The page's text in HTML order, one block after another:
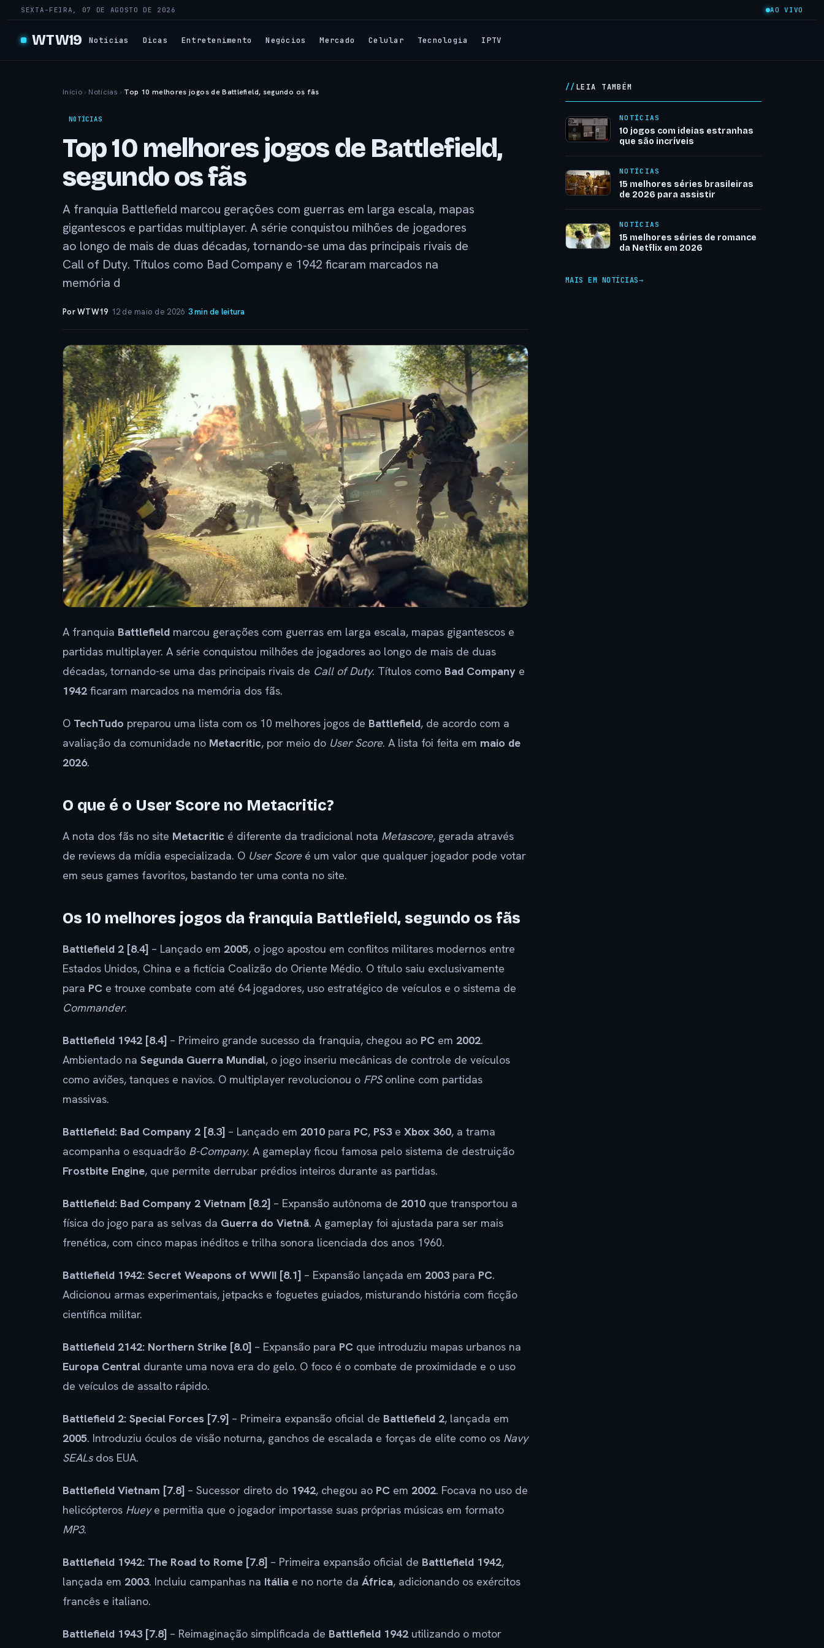
SEXTA-FEIRA, 07 DE AGOSTO DE 2026 AO VIVO
WTW19 Notícias Dicas Entretenimento Negócios Mercado Celular Tecnologia IPTV
Início › Notícias › Top 10 melhores jogos de Battlefield, segundo os fãs
NOTÍCIAS
Top 10 melhores jogos de Battlefield,
segundo os fãs
A franquia Battlefield marcou gerações com guerras em larga escala, mapas
gigantescos e partidas multiplayer. A série conquistou milhões de jogadores
ao longo de mais de duas décadas, tornando-se uma das principais rivais de
Call of Duty. Títulos como Bad Company e 1942 ficaram marcados na
memória d
Por WTW19· 12 de maio de 2026·3 min de leitura
A franquia Battlefield marcou gerações com guerras em larga escala, mapas gigantescos e
partidas multiplayer. A série conquistou milhões de jogadores ao longo de mais de duas
décadas, tornando-se uma das principais rivais de Call of Duty. Títulos como Bad Company e
1942 ficaram marcados na memória dos fãs.
O TechTudo preparou uma lista com os 10 melhores jogos de Battlefield, de acordo com a
avaliação da comunidade no Metacritic, por meio do User Score. A lista foi feita em maio de
2026.
O que é o User Score no Metacritic?
A nota dos fãs no site Metacritic é diferente da tradicional nota Metascore, gerada através
de reviews da mídia especializada. O User Scoreé um valor que qualquer jogador pode votar
em seus games favoritos, bastando ter uma conta no site.
Os 10 melhores jogos da franquia Battlefield, segundo os fãs
Battlefield 2 [8.4] – Lançado em 2005, o jogo apostou em conflitos militares modernos entre
Estados Unidos, China e a fictícia Coalizão do Oriente Médio. O título saiu exclusivamente
para PC e trouxe combate com até 64 jogadores, uso estratégico de veículos e o sistema de
Commander.
Battlefield 1942 [8.4] – Primeiro grande sucesso da franquia, chegou ao PC em 2002.
Ambientado na Segunda Guerra Mundial, o jogo inseriu mecânicas de controle de veículos
como aviões, tanques e navios. O multiplayer revolucionou o FPSonline com partidas
massivas.
Battlefield: Bad Company 2 [8.3] – Lançado em 2010 para PC, PS3e Xbox 360, a trama
acompanha o esquadrão B-Company. A gameplay ficou famosa pelo sistema de destruição
Frostbite Engine, que permite derrubar prédios inteiros durante as partidas.
Battlefield: Bad Company 2 Vietnam [8.2] – Expansão autônoma de 2010 que transportou a
física do jogo para as selvas da Guerra do Vietnã. A gameplay foi ajustada para ser mais
frenética, com cinco mapas inéditos e trilha sonora licenciada dos anos 1960.
Battlefield 1942: Secret Weapons of WWII [8.1] – Expansão lançada em 2003para PC.
Adicionou armas experimentais, jetpacks e foguetes guiados, misturando história com ficção
científica militar.
Battlefield 2142: Northern Strike [8.0] – Expansão para PC que introduziu mapas urbanos na
Europa Central durante uma nova era do gelo. O foco é o combate de proximidade e o uso
de veículos de assalto rápido.
Battlefield 2: Special Forces [7.9] – Primeira expansão oficial de Battlefield 2, lançada em
2005. Introduziu óculos de visão noturna, ganchos de escalada e forças de elite como os Navy
SEALsdos EUA.
Battlefield Vietnam [7.8] – Sucessor direto do 1942, chegou ao PC em 2002. Focava no uso de
helicópteros Hueye permitia que o jogador importasse suas próprias músicas em formato
MP3.
Battlefield 1942: The Road to Rome [7.8] – Primeira expansão oficial de Battlefield 1942,
lançada em 2003. Incluiu campanhas na Itália e no norte da África, adicionando os exércitos
francês e italiano.
Battlefield 1943 [7.8] – Reimaginação simplificada de Battlefield 1942 utilizando o motor
LEIA TAMBÉM
NOTÍCIAS
10 jogos com ideias estranhas
que são incríveis
NOTÍCIAS
15 melhores séries brasileiras
de 2026 para assistir
NOTÍCIAS
15 melhores séries de romance
da Netflix em 2026
MAIS EM NOTÍCIAS